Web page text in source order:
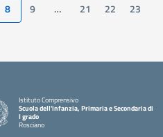
8 9 … 21 22 23
Istituto Comprensivo
Scuola dell'infanzia, Primaria e Secondaria di
I grado
Rosciano